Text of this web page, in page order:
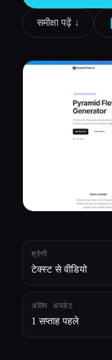
ब्लॉगसमीक्षा पढ़ें ↓︎
श्रेणी
टेक्स्ट से वीडियो
अंतिम अपडेट
1 सप्ताह पहले